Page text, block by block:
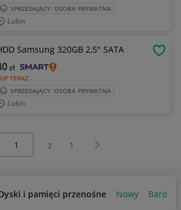
SPRZEDAJĄCY: OSOBA PRYWATNA
Lubin
Samsung 320GB 2,5" SATA
TERAZ
zł
SPRZEDAJĄCY: OSOBA PRYWATNA
Lubin
z 1 Następna strona
i pamięci przenośne Nowy Bardzo